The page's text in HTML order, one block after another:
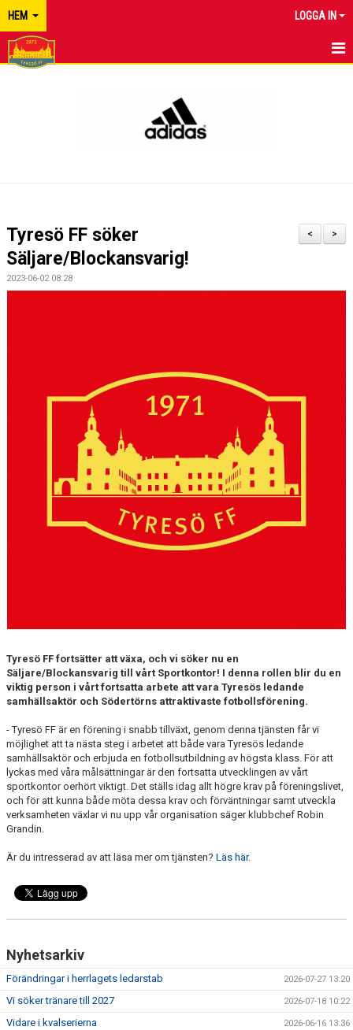
HEM LOGGA IN
>
<
Tyresö FF söker
Säljare/Blockansvarig!
2023-06-02 08:28
Tyresö FF fortsätter att växa, och vi söker nu en
Säljare/Blockansvarig till vårt Sportkontor! I denna rollen blir du en
viktig person i vårt fortsatta arbete att vara Tyresös ledande
samhällsaktör och Södertörns attraktivaste fotbollsförening.
- Tyresö FF är en förening i snabb tillväxt, genom denna tjänsten får vi
möjlighet att ta nästa steg i arbetet att både vara Tyresös ledande
samhällsaktör och erbjuda en fotbollsutbildning av högsta klass. För att
lyckas med våra målsättningar är den fortsatta utvecklingen av vårt
sportkontor oerhört viktigt. Det ställs idag allt högre krav på föreningslivet,
och för att kunna både möta dessa krav och förväntningar samt utveckla
verksamheten växlar vi nu upp vår organisation säger klubbchef Robin
Grandin.
Är du intresserad av att läsa mer om tjänsten? Läs här.
Nyhetsarkiv
Förändringar i herrlagets ledarstab 2026-07-27 13:20
Vi söker tränare till 2027 2026-07-18 10:22
Vidare i kvalserierna 2026-06-16 13:36